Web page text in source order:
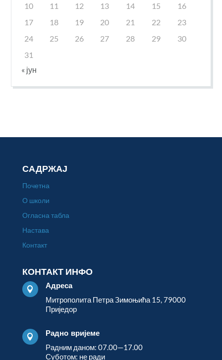
10
11 12 13 14 15
16
17
18 19 20 21 22
23
24
25 26 27 28 29
30
31
« јун
САДРЖАЈ
Почетна
О школи
Огласна табла
Настава
Контакт
КОНТАКТ ИНФО

Адреса
Митрополита Петра Зимоњића 15, 79000
Приједор

Радно вријеме
Радним даном: 07.00—17.00
Суботом: не ради